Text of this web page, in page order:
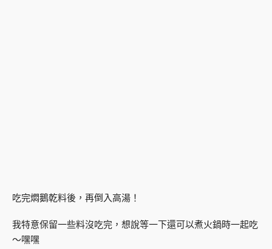
吃完燜鵝乾料後，再倒入高湯！
我特意保留一些料沒吃完，想說等一下還可以煮火鍋時一起吃
～嘿嘿